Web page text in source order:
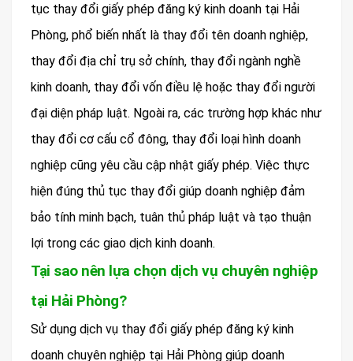
tục thay đổi giấy phép đăng ký kinh doanh tại Hải
Phòng, phổ biến nhất là thay đổi tên doanh nghiệp,
thay đổi địa chỉ trụ sở chính, thay đổi ngành nghề
kinh doanh, thay đổi vốn điều lệ hoặc thay đổi người
đại diện pháp luật. Ngoài ra, các trường hợp khác như
thay đổi cơ cấu cổ đông, thay đổi loại hình doanh
nghiệp cũng yêu cầu cập nhật giấy phép. Việc thực
hiện đúng thủ tục thay đổi giúp doanh nghiệp đảm
bảo tính minh bạch, tuân thủ pháp luật và tạo thuận
lợi trong các giao dịch kinh doanh.
Tại sao nên lựa chọn dịch vụ chuyên nghiệp
tại Hải Phòng?
Sử dụng dịch vụ thay đổi giấy phép đăng ký kinh
doanh chuyên nghiệp tại Hải Phòng giúp doanh